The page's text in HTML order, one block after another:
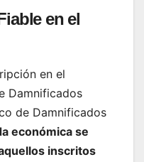
en el
en el
Damnificados
de Damnificados
económica se
inscritos